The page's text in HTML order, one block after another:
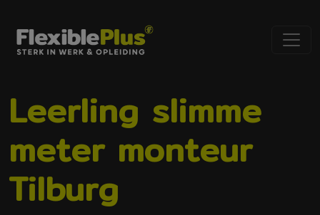
Leerling slimme
meter monteur
Tilburg